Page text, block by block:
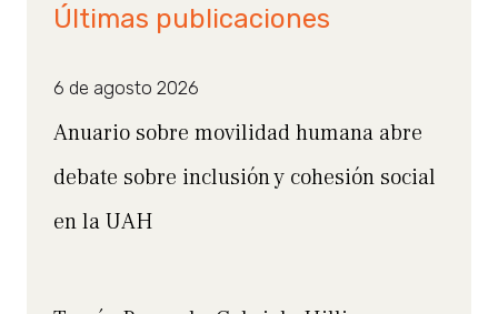
Últimas publicaciones
6 de agosto 2026
Anuario sobre movilidad humana abre
debate sobre inclusión y cohesión social
en la UAH